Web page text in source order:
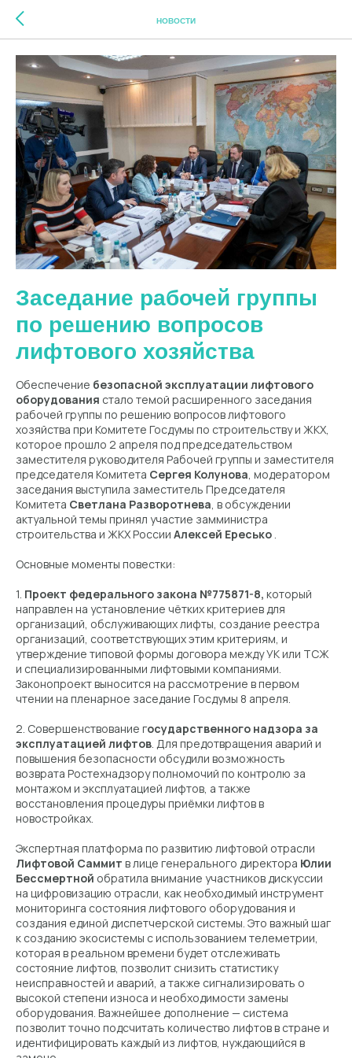
НОВОСТИ
Заседание рабочей группы
по решению вопросов
лифтового хозяйства
Обеспечение безопасной эксплуатации лифтового
оборудования стало темой расширенного заседания
рабочей группы по решению вопросов лифтового
хозяйства при Комитете Госдумы по строительству и ЖКХ,
которое прошло 2 апреля под председательством
заместителя руководителя Рабочей группы и заместителя
председателя Комитета Сергея Колунова, модератором
заседания выступила заместитель Председателя
Комитета Светлана Разворотнева, в обсуждении
актуальной темы принял участие замминистра
строительства и ЖКХ России Алексей Ересько.
Основные моменты повестки:
1. Проект федерального закона №775871-8, который
направлен на установление чётких критериев для
организаций, обслуживающих лифты, создание реестра
организаций, соответствующих этим критериям, и
утверждение типовой формы договора между УК или ТСЖ
и специализированными лифтовыми компаниями.
Законопроект выносится на рассмотрение в первом
чтении на пленарное заседание Госдумы 8 апреля.
2. Совершенствование государственного надзора за
эксплуатацией лифтов. Для предотвращения аварий и
повышения безопасности обсудили возможность
возврата Ростехнадзору полномочий по контролю за
монтажом и эксплуатацией лифтов, а также
восстановления процедуры приёмки лифтов в
новостройках.
Экспертная платформа по развитию лифтовой отрасли
Лифтовой Саммит в лице генерального директора Юлии
Бессмертной обратила внимание участников дискуссии
на цифровизацию отрасли, как необходимый инструмент
мониторинга состояния лифтового оборудования и
создания единой диспетчерской системы. Это важный шаг
к созданию экосистемы с использованием телеметрии,
которая в реальном времени будет отслеживать
состояние лифтов, позволит снизить статистику
неисправностей и аварий, а также сигнализировать о
высокой степени износа и необходимости замены
оборудования. Важнейшее дополнение — система
позволит точно подсчитать количество лифтов в стране и
идентифицировать каждый из лифтов, нуждающийся в